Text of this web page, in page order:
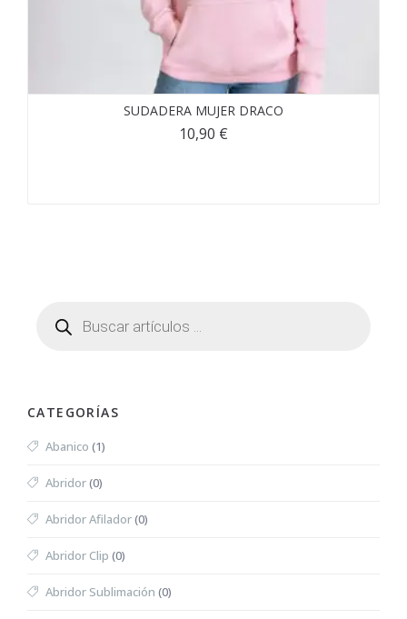
SUDADERA MUJER DRACO
10,90 €
CATEGORÍAS
Abanico (1)
Abridor(0)
Abridor Afilador(0)
Abridor Clip (0)
Abridor Sublimación (0)